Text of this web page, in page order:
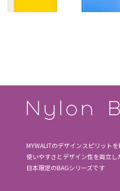
MYWALITのデザインスピリット
使いやすさとデザイン性を両立し
日本限定のBAGシリーズです